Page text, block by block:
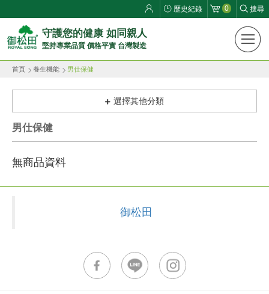
御
松
健
康
生
活
守護您的健康 如同親人
堅持專業品質 價格平實 台灣製造
歷史紀錄 0 搜尋
首頁 養生機能 男仕保健
選擇其他分類
男仕保健
無商品資料
御松田